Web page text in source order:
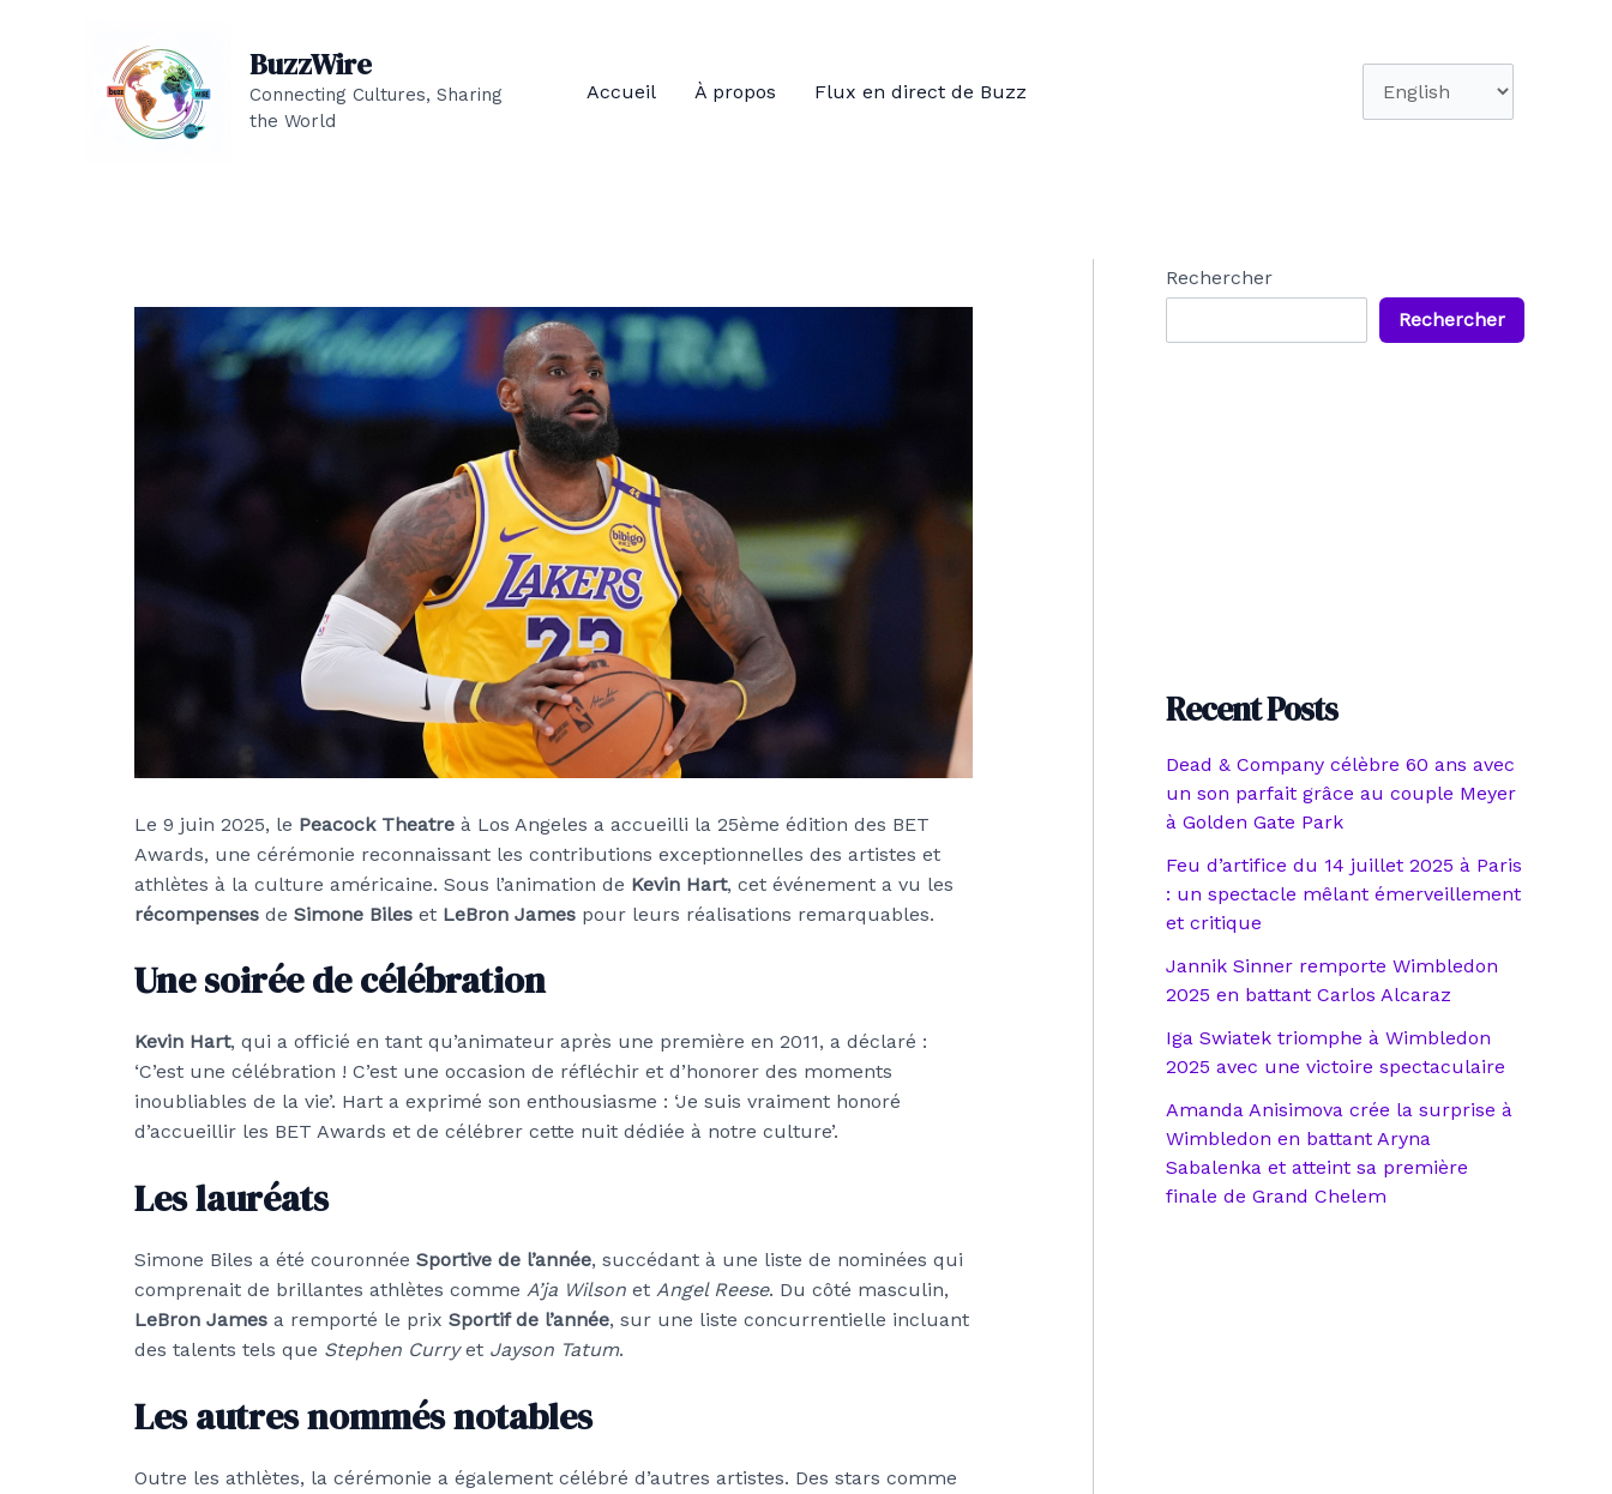
BuzzWire
Connecting Cultures, Sharing
the World
Accueil À propos Flux en direct de Buzz
Le 9 juin 2025, le Peacock Theatre à Los Angeles a accueilli la 25ème édition des BET
Awards, une cérémonie reconnaissant les contributions exceptionnelles des artistes et
athlètes à la culture américaine. Sous l’animation de Kevin Hart, cet événement a vu les
récompenses de Simone Biles et LeBron James pour leurs réalisations remarquables.
Une soirée de célébration
Kevin Hart, qui a officié en tant qu’animateur après une première en 2011, a déclaré :
‘C’est une célébration ! C’est une occasion de réfléchir et d’honorer des moments
inoubliables de la vie’. Hart a exprimé son enthousiasme : ‘Je suis vraiment honoré
d’accueillir les BET Awards et de célébrer cette nuit dédiée à notre culture’.
Les lauréats
Simone Biles a été couronnée Sportive de l’année, succédant à une liste de nominées qui
comprenait de brillantes athlètes comme A’ja Wilson et Angel Reese. Du côté masculin,
LeBron James a remporté le prix Sportif de l’année, sur une liste concurrentielle incluant
des talents tels que Stephen Curryet Jayson Tatum.
Les autres nommés notables
Outre les athlètes, la cérémonie a également célébré d’autres artistes. Des stars comme
Rechercher
Rechercher
Recent Posts
Dead & Company célèbre 60 ans avec
un son parfait grâce au couple Meyer
à Golden Gate Park
Feu d’artifice du 14 juillet 2025 à Paris
: un spectacle mêlant émerveillement
et critique
Jannik Sinner remporte Wimbledon
2025 en battant Carlos Alcaraz
Iga Swiatek triomphe à Wimbledon
2025 avec une victoire spectaculaire
Amanda Anisimova crée la surprise à
Wimbledon en battant Aryna
Sabalenka et atteint sa première
finale de Grand Chelem